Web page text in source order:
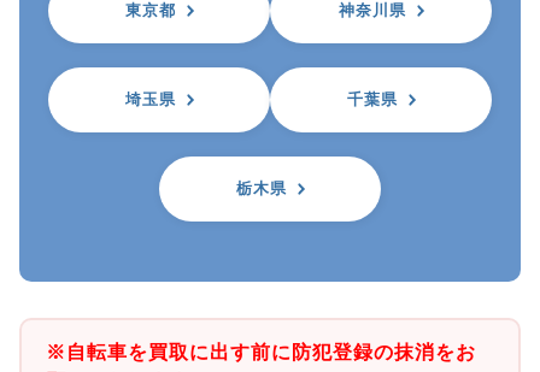
東京都 神奈川県
埼玉県 千葉県
栃木県
※自転車を買取に出す前に防犯登録の抹消をお